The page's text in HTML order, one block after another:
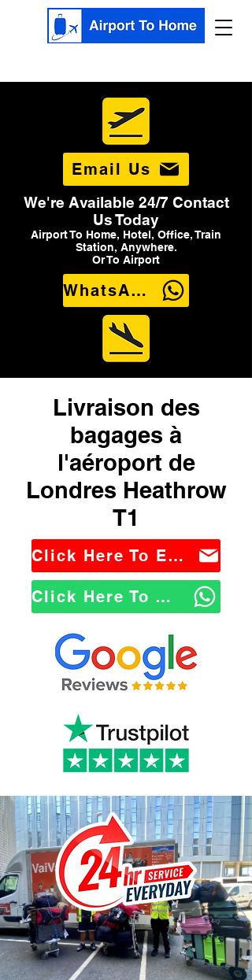
Email Us
We're Available 24/7 Contact
Us Today
Airport To Home, Hotel, Office, Train
Station, Anywhere.
Or To Airport
WhatsApp Us
Livraison des
bagages à
l'aéroport de
Londres Heathrow
T1
Click Here To Email Us
Click Here To WhatsApp Us